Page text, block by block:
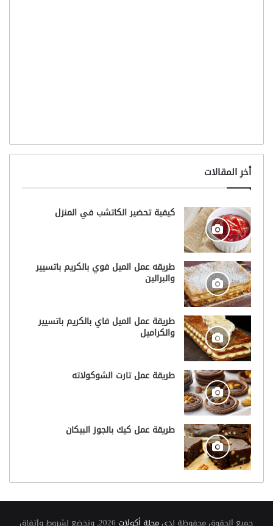
أخر المقالات
كيفية تحضير الكاتشب في المنزل
طريقه عمل الميل فوي بالكريم باتسيير
والبرالين
طريقة عمل الميل فاي بالكريم باتسيير
والكراميل
طريقة عمل تارت الشوكولاته
طريقة عمل كيك بالجوز البيكان
جميع الحقوق محفوظة لدى مجلة أكولات 2026, وتخضع لشروط وإتفاق